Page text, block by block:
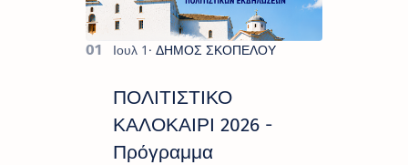
ΠΟΛΙΤΙΣΤΙΚΟ
ΚΑΛΟΚΑΙΡΙ 2026 -
Πρόγραμμα